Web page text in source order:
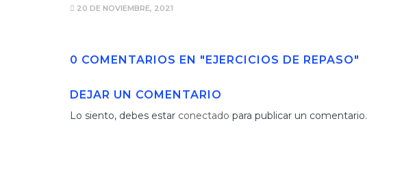
20 DE NOVIEMBRE, 2021
0 COMENTARIOS EN "EJERCICIOS DE REPASO"
DEJAR UN COMENTARIO
Lo siento, debes estar conectado para publicar un comentario.